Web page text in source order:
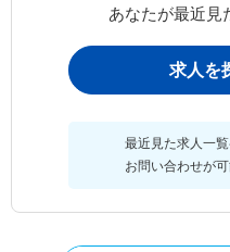
あなたが最近見
求人を
最近見た求人一覧
お問い合わせが可